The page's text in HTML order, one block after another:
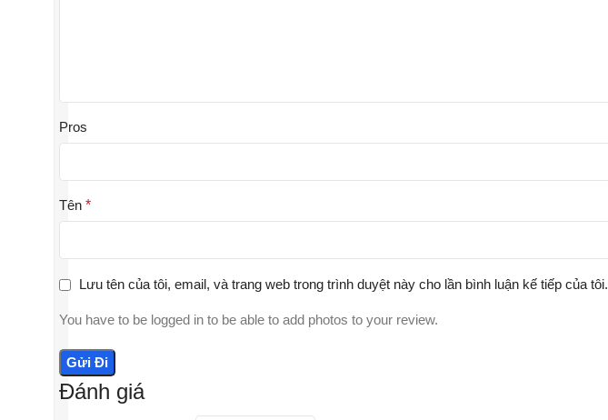
Đánh giá
Pros
Tên *
Lưu tên của tôi, email, và trang web trong trình duyệt này cho lần bình luận kế tiếp của tôi.
You have to be logged in to be able to add photos to your review.